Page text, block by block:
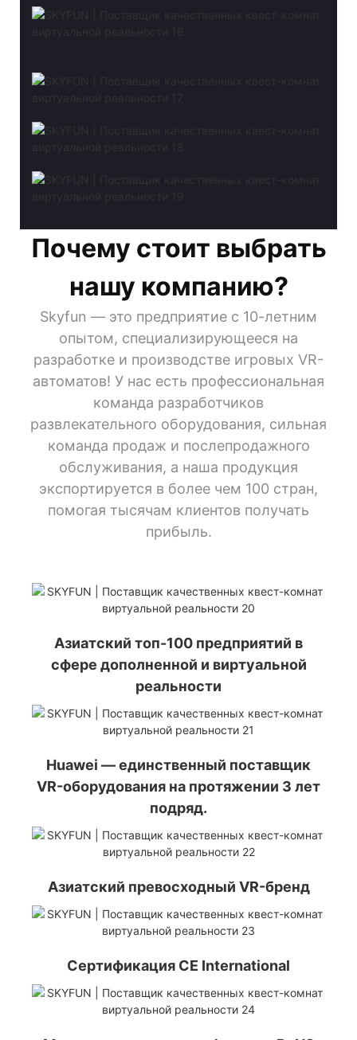
Почему стоит выбрать
нашу компанию?
Skyfun — это предприятие с 10-летним
опытом, специализирующееся на
разработке и производстве игровых VR-
автоматов! У нас есть профессиональная
команда разработчиков
развлекательного оборудования, сильная
команда продаж и послепродажного
обслуживания, а наша продукция
экспортируется в более чем 100 стран,
помогая тысячам клиентов получать
прибыль.
Азиатский топ-100 предприятий в
сфере дополненной и виртуальной
реальности
Huawei — единственный поставщик
VR-оборудования на протяжении 3 лет
подряд.
Азиатский превосходный VR-бренд
Сертификация CE International